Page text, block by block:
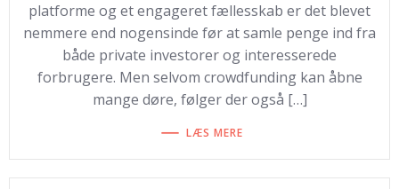
platforme og et engageret fællesskab er det blevet
nemmere end nogensinde før at samle penge ind fra
både private investorer og interesserede
forbrugere. Men selvom crowdfunding kan åbne
mange døre, følger der også […]
LÆS MERE